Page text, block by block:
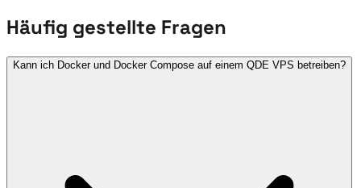
Häufig gestellte Fragen
Kann ich Docker und Docker Compose auf einem QDE VPS betreiben?